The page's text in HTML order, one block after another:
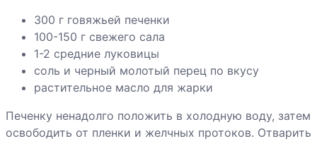
Говяжьи
ребрышки с
шампиньонами
Грибы «фри» с
соусом
300 г говяжьей печенки
100-150 г свежего сала
1-2 средние луковицы
соль и черный молотый перец по вкусу
растительное масло для жарки
Печенку ненадолго положить в холодную воду, затем
освободить от пленки и желчных протоков. Отварить